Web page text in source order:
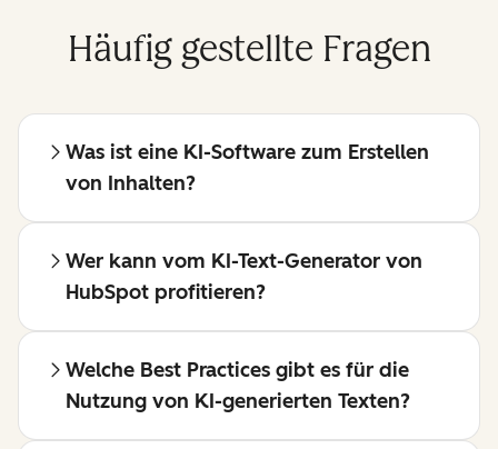
Häufig gestellte Fragen
Was ist eine KI-Software zum Erstellen
von Inhalten?
Wer kann vom KI-Text-Generator von
HubSpot profitieren?
Welche Best Practices gibt es für die
Nutzung von KI-generierten Texten?